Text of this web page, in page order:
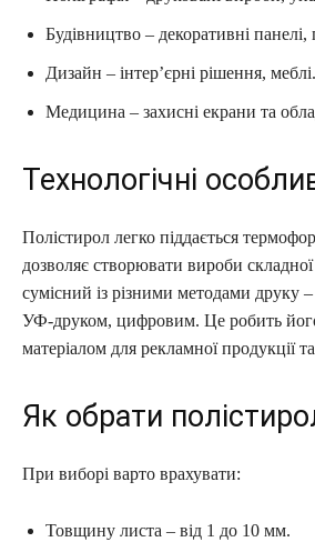
Будівництво – декоративні панелі,
Дизайн – інтер’єрні рішення, меблі.
Медицина – захисні екрани та
Технологічні
Полістирол легко піддається
дозволяє створювати вироби
сумісний із різними методами друку
УФ‑друком, цифровим. Це робить
матеріалом для рекламної продукції та
Як обрати
При виборі варто врахувати:
Товщину листа – від 1 до 10 мм.